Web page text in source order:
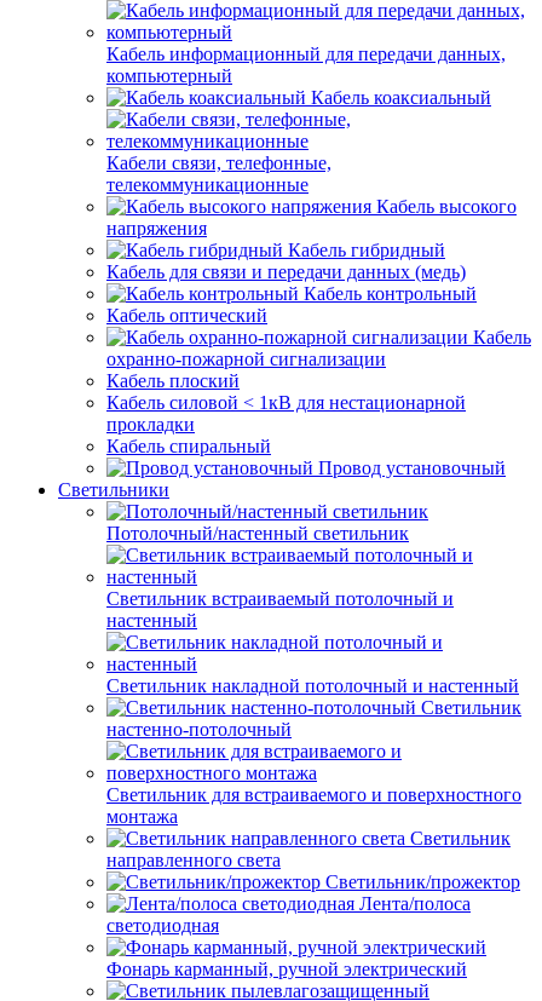
Кабель информационный для передачи данных,
компьютерный
Кабель коаксиальный
Кабели связи, телефонные,
телекоммуникационные
Кабель высокого
напряжения
Кабель гибридный
Кабель для связи и передачи данных (медь)
Кабель контрольный
Кабель оптический
Кабель
охранно-пожарной сигнализации
Кабель плоский
Кабель силовой < 1кВ для нестационарной
прокладки
Кабель спиральный
Провод установочный
Светильники
Потолочный/настенный светильник
Светильник встраиваемый потолочный и
настенный
Светильник накладной потолочный и настенный
Светильник
настенно-потолочный
Светильник для встраиваемого и поверхностного
монтажа
Светильник
направленного света
Светильник/прожектор
Лента/полоса
светодиодная
Фонарь карманный, ручной электрический